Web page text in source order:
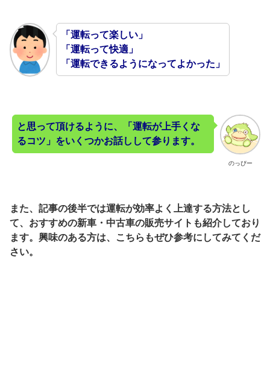
「運転って楽しい」
「運転って快適」
「運転できるようになってよかった」
のっぴー
と思って頂けるように、「運転が上手くな
るコツ」をいくつかお話しして参ります。
また、記事の後半では運転が効率よく上達する方法とし
て、おすすめの新車・中古車の販売サイトも紹介しており
ます。興味のある方は、こちらもぜひ参考にしてみてくだ
さい。